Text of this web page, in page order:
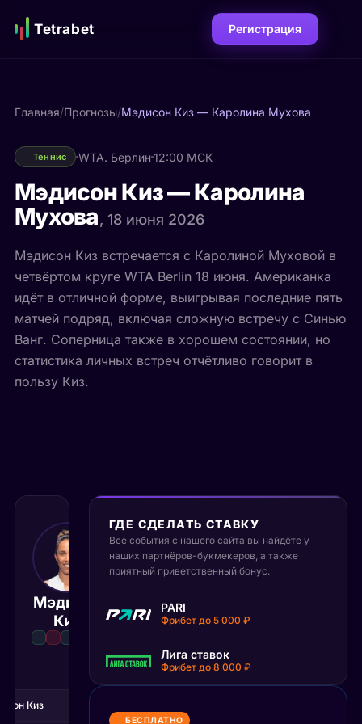
Tetrabet Регистрация
Главная/Прогнозы/Мэдисон Киз — Каролина Мухова
Теннис WTA. Берлин 12:00 МСК
Мэдисон Киз — Каролина
Мухова, 18 июня 2026
Мэдисон Киз встречается с Каролиной Муховой в
четвёртом круге WTA Berlin 18 июня. Американка
идёт в отличной форме, выигрывая последние пять
матчей подряд, включая сложную встречу с Синью
Ванг. Соперница также в хорошем состоянии, но
статистика личных встреч отчётливо говорит в
пользу Киз.
Мэдисон
Киз
18 июня 2026
12:00 МСК
2:0
Матч завершён
Киз
ГДЕ СДЕЛАТЬ СТАВКУ
Все события с нашего сайта вы найдёте у
наших партнёров-букмекеров, а также
приятный приветственный бонус.
PARI
Фрибет до 5 000 ₽
Лига ставок
Фрибет до 8 000 ₽
БЕСПЛАТНО